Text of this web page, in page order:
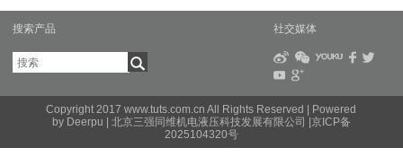
搜索产品 社交媒体
Copyright 2017 www.tuts.com.cn All Rights Reserved |
Powered
by Deerpu | 北京三强同维机电液压科技发展有限公司 | 京ICP备
2025104320号